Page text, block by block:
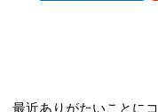
最近ありがたいことに